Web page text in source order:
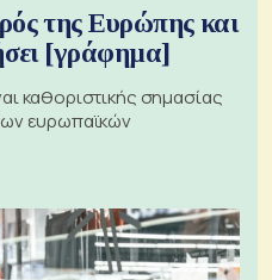
της Ευρώπης και
[γράφημα]
καθοριστικής σημασίας
ευρωπαϊκών